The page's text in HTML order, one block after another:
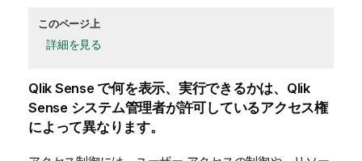
このページ上
詳細を見る
Qlik Senseで何を表示、実行できるかは、 Qlik
Senseシステム管理者が許可しているアクセス権
によって異なります。